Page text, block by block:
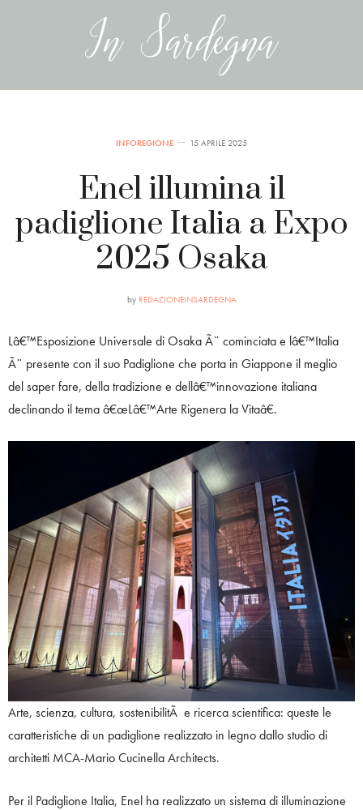
INFOREGIONE 15 APRILE 2025
Enel illumina il
padiglione Italia a Expo
2025 Osaka
by REDAZIONEINSARDEGNA
Lâ€™Esposizione Universale di Osaka Ã¨ cominciata e lâ€™Italia
Ã¨ presente con il suo Padiglione che porta in Giappone il meglio
del saper fare, della tradizione e dellâ€™innovazione italiana
declinando il tema â€œLâ€™Arte Rigenera la Vitaâ€.
Arte, scienza, cultura, sostenibilitÃ e ricerca scientifica: queste le
caratteristiche di un padiglione realizzato in legno dallo studio di
architetti MCA-Mario Cucinella Architects.
Per il Padiglione Italia, Enel ha realizzato un sistema di illuminazione